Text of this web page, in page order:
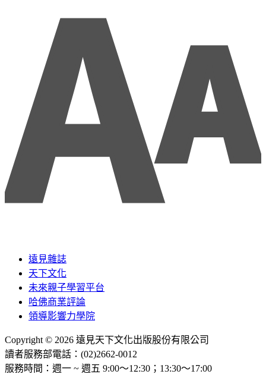
遠見雜誌
天下文化
未來親子學習平台
哈佛商業評論
領導影響力學院
Copyright © 2026 遠見天下文化出版股份有限公司
讀者服務部電話：(02)2662-0012
服務時間：週一 ~ 週五 9:00～12:30；13:30～17:00